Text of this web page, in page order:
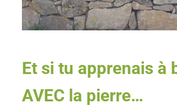
Et si tu apprenais à
AVEC la pierre…